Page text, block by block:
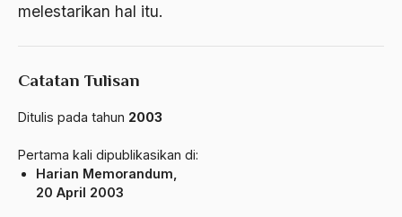
melestarikan hal itu.
Catatan Tulisan
Ditulis pada tahun 2003
Pertama kali dipublikasikan di:
Harian Memorandum,
20 April 2003
ALmanak
Alternatif Nilai
Alternatif Politis
Alumni Sayid Al-Maliki
Alvin W. Gouldner